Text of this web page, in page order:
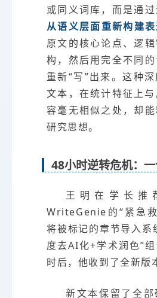
或同义词库，而是通
从语义层面重新构建
原文的核心论点、逻
构，然后用完全不同
重新“写”出来。这种
文本，在统计特征上
容毫无相似之处，却
研究思想。
48小时逆转危机：
王明在学长推
WriteGenie的“紧急
将被标记的章节导入系
度去AI化+学术润色”
时后，他收到了全新版
新文本保留了全